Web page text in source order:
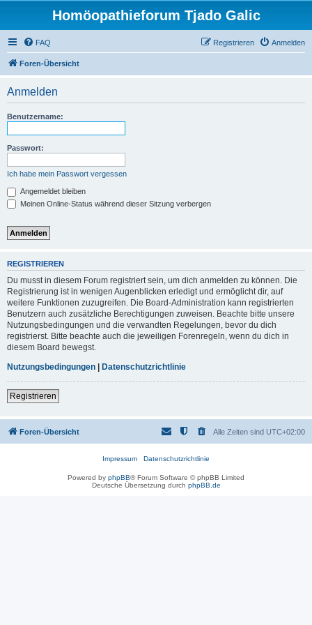
Homöopathieforum Tjado Galic
FAQ Anmelden
Registrieren
Foren-Übersicht
Anmelden
Benutzername:
Passwort:
Ich habe mein Passwort vergessen
Angemeldet bleiben
Meinen Online-Status während dieser Sitzung verbergen
REGISTRIEREN
Du musst in diesem Forum registriert sein, um dich anmelden zu können. Die
Registrierung ist in wenigen Augenblicken erledigt und ermöglicht dir, auf
weitere Funktionen zuzugreifen. Die Board-Administration kann registrierten
Benutzern auch zusätzliche Berechtigungen zuweisen. Beachte bitte unsere
Nutzungsbedingungen und die verwandten Regelungen, bevor du dich
registrierst. Bitte beachte auch die jeweiligen Forenregeln, wenn du dich in
diesem Board bewegst.
Nutzungsbedingungen | Datenschutzrichtlinie
Registrieren
Foren-Übersicht Alle Zeiten sind UTC+02:00
Impressum Datenschutzrichtlinie
Powered by phpBB® Forum Software © phpBB Limited
Deutsche Übersetzung durch phpBB.de